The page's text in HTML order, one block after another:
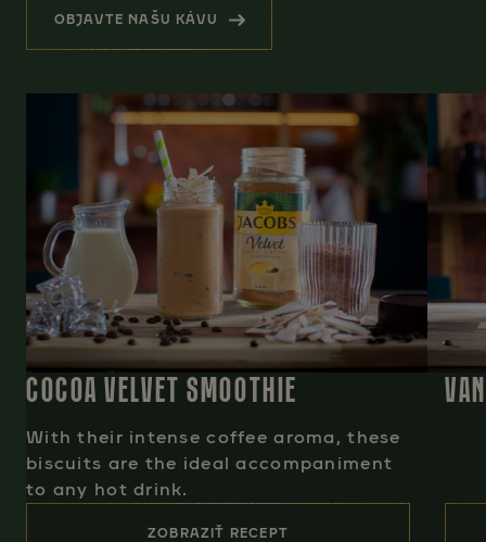
OBJAVTE NAŠU KÁVU
(SÚVISIACE PRODUKTY)
COCOA VELVET SMOOTHIE
With their intense coffee aroma, these
biscuits are the ideal accompaniment
to any hot drink.
ZOBRAZIŤ RECEPT